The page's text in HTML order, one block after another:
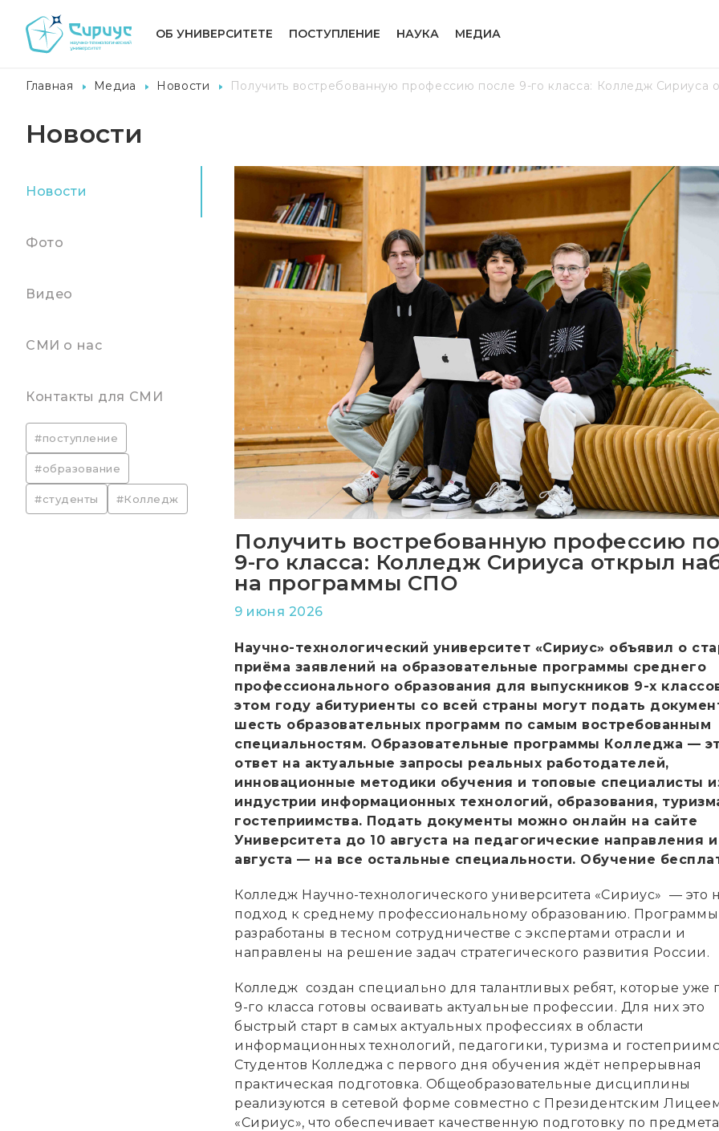
ОБ УНИВЕРСИТЕТЕ ПОСТУПЛЕНИЕ НАУКА МЕДИА
Главная Медиа Новости Получить востребованную профессию после 9-го класса: Колледж
Новости
Новости
Фото
Видео
СМИ о нас
Контакты для СМИ
#поступление
#образование
#студенты #Колледж
Получить востребованную профессию
9-го класса: Колледж Сириуса открыл
на программы СПО
9 июня 2026
Научно-технологический университет «Сириус» объявил о
приёма заявлений на образовательные программы среднего
профессионального образования для выпускников 9-х
этом году абитуриенты со всей страны могут подать
шесть образовательных программ по самым востребованным
специальностям. Образовательные программы Колледжа —
ответ на актуальные запросы реальных работодателей,
инновационные методики обучения и топовые специалисты
индустрии информационных технологий, образования,
гостеприимства. Подать документы можно онлайн на сайте
Университета до 10 августа на педагогические направления
августа — на все остальные специальности. Обучение
Колледж Научно-технологического университета «Сириус» — это
подход к среднему профессиональному образованию. Программы
разработаны в тесном сотрудничестве с экспертами отрасли и
направлены на решение задач стратегического развития России.
Колледж создан специально для талантливых ребят, которые уже
9-го класса готовы осваивать актуальные профессии. Для них это
быстрый старт в самых актуальных профессиях в области
информационных технологий, педагогики, туризма и
Студентов Колледжа с первого дня обучения ждёт непрерывная
практическая подготовка. Общеобразовательные дисциплины
реализуются в сетевой форме совместно с Президентским
«Сириус», что обеспечивает качественную подготовку по